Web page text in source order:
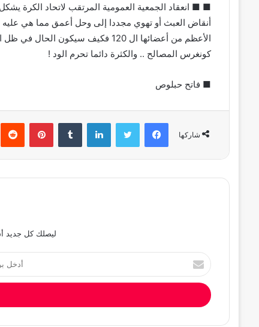
■ ■ انعقاد الجمعية العمومية المرتقب لاتحاد الكرة
أنقاض العبث أو تهوي مجددا إلى وحل أعمق مما هي عليه
كونغرس المصالح .. والكثرة دائما تحرم الود !
■ فاتح حبلوص
شاركها
فيسبوك تويتر لينكدإن ‏Tumblr بينتيريست
‏Reddit
ليصلك كل جديد
أدخل
بريدك
الإلكتروني